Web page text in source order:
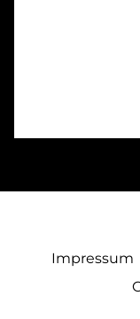
Impressum